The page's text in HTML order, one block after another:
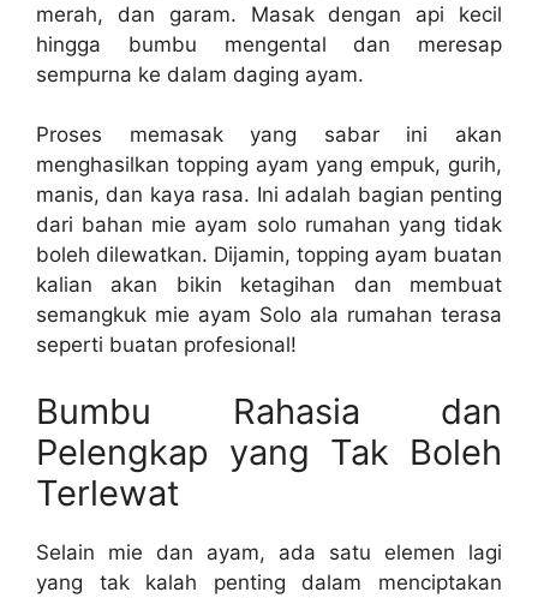
merah, dan garam. Masak dengan api kecil
hingga bumbu mengental dan meresap
sempurna ke dalam daging ayam.
Proses memasak yang sabar ini akan
menghasilkan topping ayam yang empuk, gurih,
manis, dan kaya rasa. Ini adalah bagian penting
dari bahan mie ayam solo rumahan yang tidak
boleh dilewatkan. Dijamin, topping ayam buatan
kalian akan bikin ketagihan dan membuat
semangkuk mie ayam Solo ala rumahan terasa
seperti buatan profesional!
Bumbu Rahasia dan
Pelengkap yang Tak Boleh
Terlewat
Selain mie dan ayam, ada satu elemen lagi
yang tak kalah penting dalam menciptakan